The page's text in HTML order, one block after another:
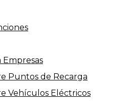
Puntos de Recarga
Vehículos Eléctricos